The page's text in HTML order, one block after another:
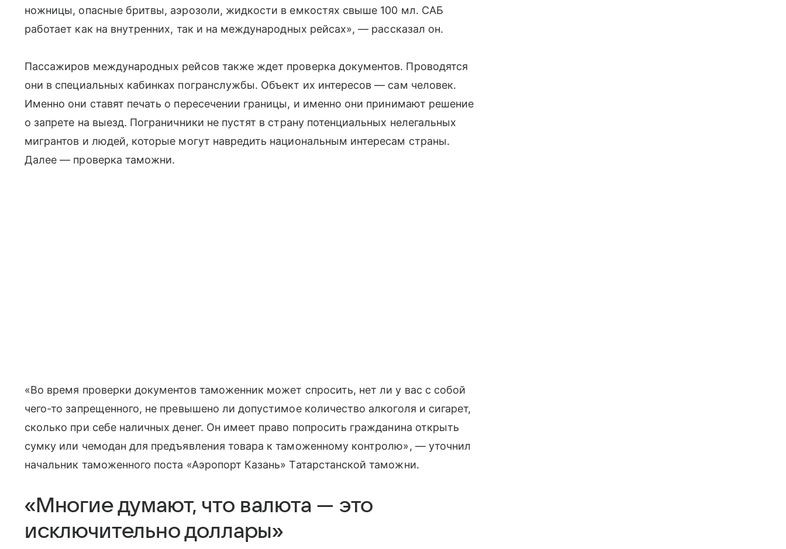
ножницы, опасные бритвы, аэрозоли, жидкости в емкостях свыше 100 мл. САБ
работает как на внутренних, так и на международных рейсах», — рассказал он.
Пассажиров международных рейсов также ждет проверка документов. Проводятся
они в специальных кабинках погранслужбы. Объект их интересов — сам человек.
Именно они ставят печать о пересечении границы, и именно они принимают решение
о запрете на выезд. Пограничники не пустят в страну потенциальных нелегальных
мигрантов и людей, которые могут навредить национальным интересам страны.
Далее — проверка таможни.
«Во время проверки документов таможенник может спросить, нет ли у вас с собой
чего-то запрещенного, не превышено ли допустимое количество алкоголя и сигарет,
сколько при себе наличных денег. Он имеет право попросить гражданина открыть
сумку или чемодан для предъявления товара к таможенному контролю», — уточнил
начальник таможенного поста «Аэропорт Казань» Татарстанской таможни.
«Многие думают, что валюта — это
исключительно доллары»